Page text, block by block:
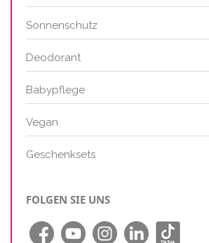
Sonnenschutz
Deodorant
Babypflege
Vegan
Geschenksets
FOLGEN SIE UNS